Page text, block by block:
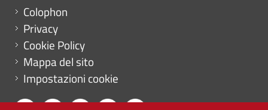
Menu footer
Colophon
Privacy
Cookie Policy
Mappa del sito
Impostazioni cookie